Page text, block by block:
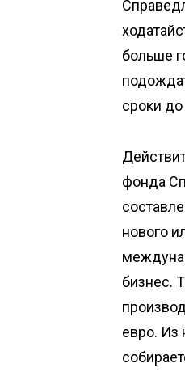
больше
сроки
фонда
нового
бизнес.
евро. Из